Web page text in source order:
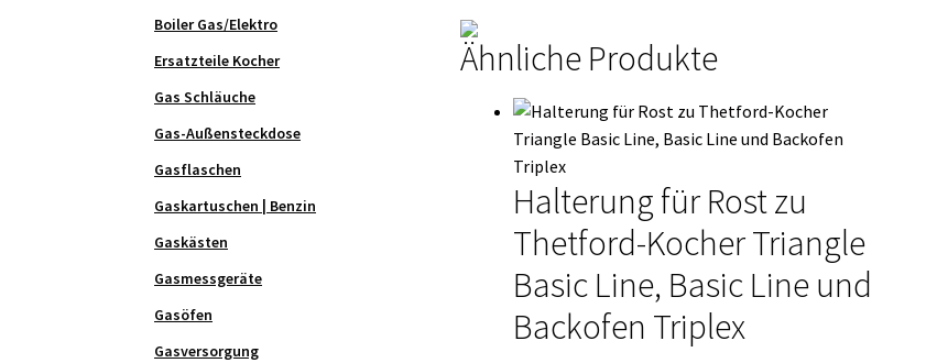
Menge
Ähnliche Produkte
Halterung für Rost zu
Thetford-Kocher Triangle
Basic Line, Basic Line und
Backofen Triplex
Boiler Gas/Elektro
Ersatzteile Kocher
Gas Schläuche
Gas-Außensteckdose
Gasflaschen
Gaskartuschen | Benzin
Gaskästen
Gasmessgeräte
Gasöfen
Gasversorgung